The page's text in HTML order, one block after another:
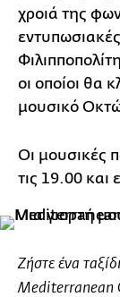
χροιά της
οι οποίοι θα
μουσικό
Οι μουσικές
τις 19.00 και
Ζήστε ένα
Mediterranean